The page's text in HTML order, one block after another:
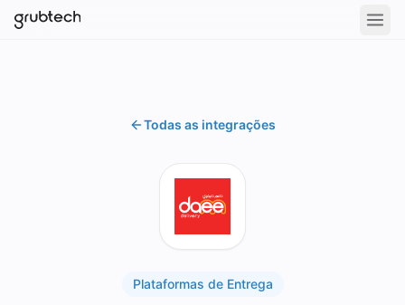
Todas as integrações
Plataformas de Entrega